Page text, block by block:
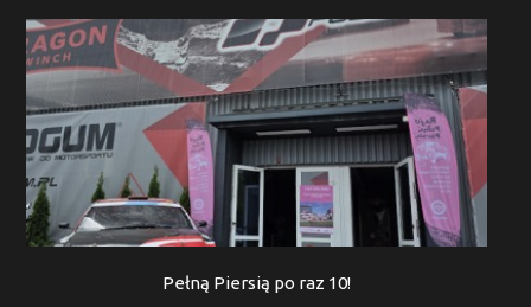
Pełną Piersią po raz 10!